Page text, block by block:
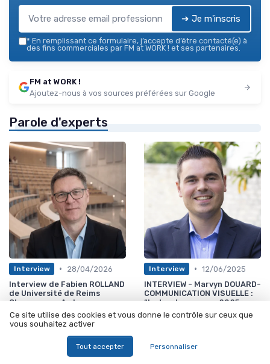
➔ Je m'inscris
* En remplissant ce formulaire, j’accepte d’être contacté(e) à
des fins commerciales par FM at WORK ! et ses partenaires.
FM at WORK !
Ajoutez-nous à vos sources préférées sur Google
Parole d'experts
Interview •
28/04/2026
Interview de Fabien ROLLAND
de Université de Reims
Champagne-Ardenne :
Piloter l’environnement de
travail dans une université
en pleine transformation
Interview • 12/06/2025
INTERVIEW - Marvyn DOUARD-
COMMUNICATION VISUELLE :
“La tendance pour 2025 sera
à la personnalisation et à
l’engagement”
Ce site utilise des cookies et vous donne le contrôle sur ceux que
vous souhaitez activer
Tout accepter Personnaliser